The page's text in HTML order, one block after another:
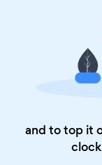
and to top it